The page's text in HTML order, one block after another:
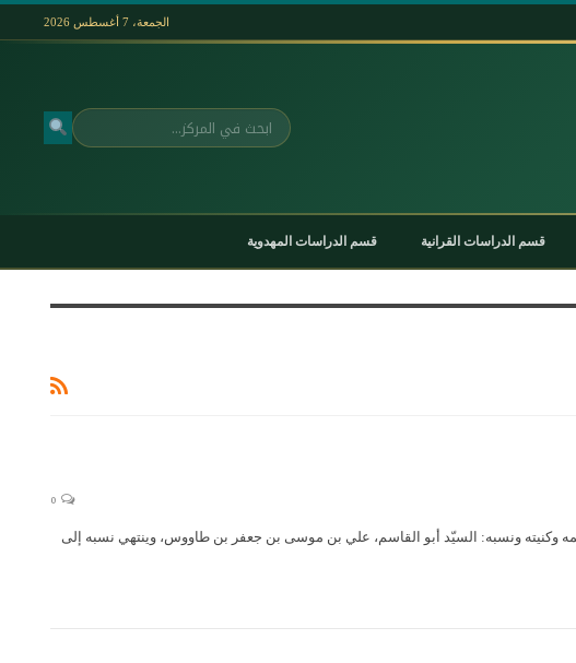
الجمعة، 7 أغسطس 2026
بحث
قسم الدراسات القرانية قسم الدراسات المهدوية
موسى بن طاووس السيد علي بن موسى بن طاووس (قدس سره) (589 هـ – 664 هـ) اسمه وكنيته ونسبه: السيّد أبو القاسم، علي بن موسى بن جعفر بن طاووس، وينتهي نسبه إلى